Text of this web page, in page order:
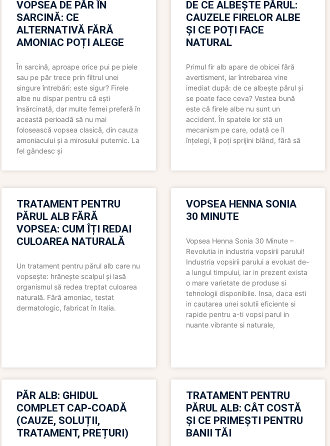
VOPSEA DE PĂR ÎN
SARCINĂ: CE
ALTERNATIVĂ FĂRĂ
AMONIAC POȚI ALEGE
În sarcină, aproape orice pui pe piele
sau pe păr trece prin filtrul unei
singure întrebări: este sigur? Firele
albe nu dispar pentru că ești
însărcinată, dar multe femei preferă în
această perioadă să nu mai
folosească vopsea clasică, din cauza
amoniacului și a mirosului puternic. La
fel gândesc și
DE CE ALBEȘTE PĂRUL:
CAUZELE FIRELOR ALBE
ȘI CE POȚI FACE
NATURAL
Primul fir alb apare de obicei fără
avertisment, iar întrebarea vine
imediat după: de ce albește părul și
se poate face ceva? Vestea bună
este că firele albe nu sunt un
accident. În spatele lor stă un
mecanism pe care, odată ce îl
înțelegi, îl poți sprijini blând, fără să
TRATAMENT PENTRU
PĂRUL ALB FĂRĂ
VOPSEA: CUM ÎȚI REDAI
CULOAREA NATURALĂ
Un tratament pentru părul alb care nu
vopsește: hrănește scalpul și lasă
organismul să redea treptat culoarea
naturală. Fără amoniac, testat
dermatologic, fabricat în Italia.
VOPSEA HENNA SONIA
30 MINUTE
Vopsea Henna Sonia 30 Minute –
Revolutia in industria vopsirii parului!
Industria vopsirii parului a evoluat de-
a lungul timpului, iar in prezent exista
o mare varietate de produse si
tehnologii disponibile. Insa, daca esti
in cautarea unei solutii eficiente si
rapide pentru a-ti vopsi parul in
nuante vibrante si naturale,
PĂR ALB: GHIDUL
COMPLET CAP-COADĂ
(CAUZE, SOLUȚII,
TRATAMENT, PREȚURI)
TRATAMENT PENTRU
PĂRUL ALB: CÂT COSTĂ
ȘI CE PRIMEȘTI PENTRU
BANII TĂI